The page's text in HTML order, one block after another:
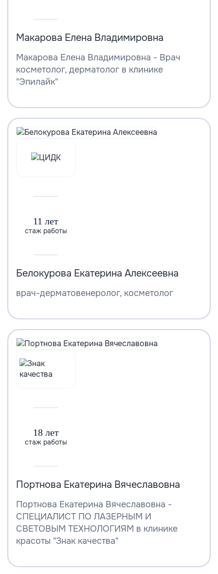
Макарова Елена Владимировна
Макарова Елена Владимировна - Врач
косметолог, дерматолог в клинике
"Эпилайк"
11 лет
стаж работы
Белокурова Екатерина Алексеевна
врач-дерматовенеролог, косметолог
18 лет
стаж работы
Портнова Екатерина Вячеславовна
Портнова Екатерина Вячеславовна -
СПЕЦИАЛИСТ ПО ЛАЗЕРНЫМ И
СВЕТОВЫМ ТЕХНОЛОГИЯМ в клинике
красоты "Знак качества"